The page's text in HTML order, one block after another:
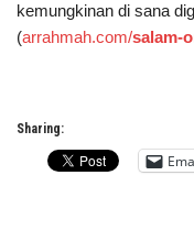
kemungkinan di sana
(arrahmah.com/salam-
Sharing: